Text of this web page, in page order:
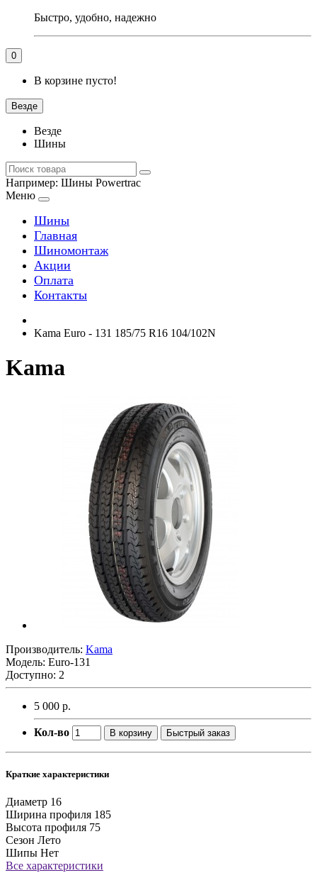
Быстро, удобно, надежно
0
В корзине пусто!
Везде
Везде
Шины
Например: Шины Powertrac
Меню
Шины
Главная
Шиномонтаж
Акции
Оплата
Контакты
Kama Euro - 131 185/75 R16 104/102N
Kama
Производитель: Kama
Модель: Euro-131
Доступно: 2
5 000 р.
Кол-во В корзину Быстрый заказ
Краткие характеристики
Диаметр 16
Ширина профиля 185
Высота профиля 75
Сезон Лето
Шипы Нет
Все характеристики